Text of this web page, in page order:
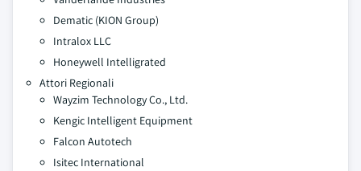
Dematic (KION Group)
Intralox LLC
Honeywell Intelligrated
Attori Regionali
Wayzim Technology Co., Ltd.
Kengic Intelligent Equipment
Falcon Autotech
Isitec International